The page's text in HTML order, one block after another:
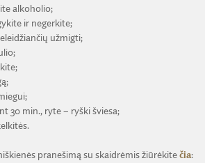
alkoholio;
ir negerkite;
užmigti;
30 min., ryte – ryški šviesa;
pranešimą su skaidrėmis žiūrėkite čia: